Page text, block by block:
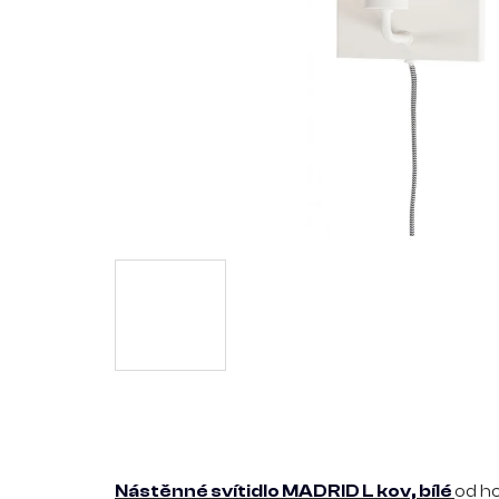
Nástěnné svítidlo MADRID L kov, bíléod